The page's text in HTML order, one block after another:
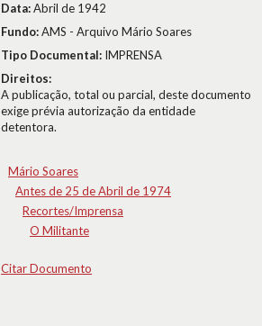
Data:Abril de 1942
Fundo:AMS - Arquivo Mário Soares
Tipo Documental: IMPRENSA
Direitos:
A publicação, total ou parcial, deste documento
exige prévia autorização da entidade
detentora.
Mário Soares
Antes de 25 de Abril de 1974
Recortes/Imprensa
O Militante
Citar Documento